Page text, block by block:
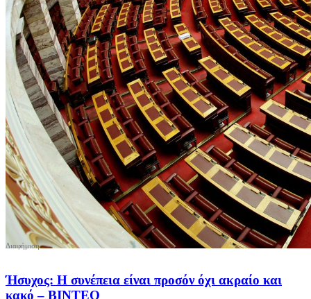
Ήσυχος: Η συνέπεια είναι προσόν όχι ακραίο και
κακό – ΒΙΝΤΕΟ